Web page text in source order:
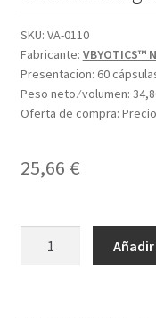
SKU: VA-0110
Fabricante: VBYOTICS™
Presentacion: 60
Peso neto ⁄ volumen:
Oferta de compra:
25,66 €